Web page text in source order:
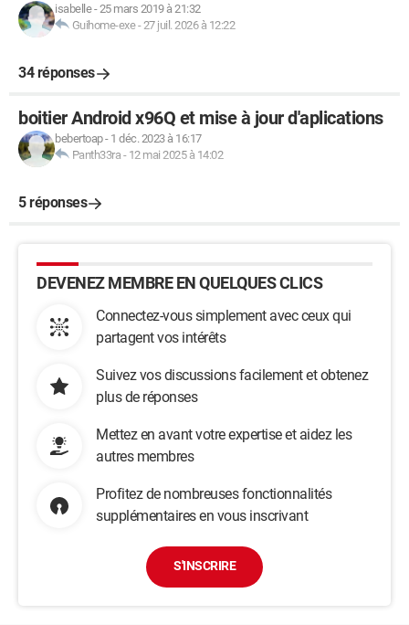
isabelle-25 mars 2019 à 21:32
Guihome-exe-27 juil. 2026 à 12:22
34 réponses
boitier Android x96Q et mise à jour d'aplications
bebertoap- 1 déc. 2023 à 16:17
Panth33ra - 12 mai 2025 à 14:02
5 réponses
DEVENEZ MEMBRE EN QUELQUES CLICS
Connectez-vous simplement avec ceux qui
partagent vos intérêts
Suivez vos discussions facilement et obtenez
plus de réponses
Mettez en avant votre expertise et aidez les
autres membres
Profitez de nombreuses fonctionnalités
supplémentaires en vous inscrivant
S'INSCRIRE